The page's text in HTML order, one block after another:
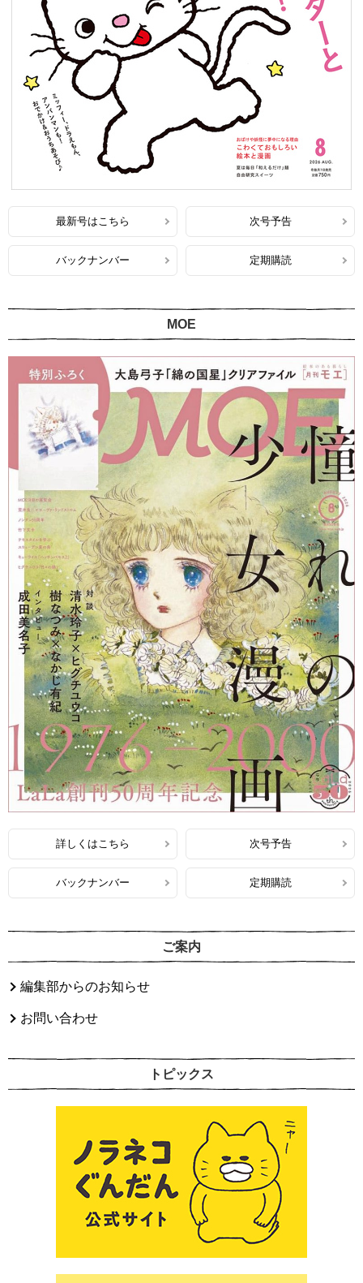
最新号はこちら 次号予告
バックナンバー 定期購読
MOE
詳しくはこちら 次号予告
バックナンバー 定期購読
ご案内
編集部からのお知らせ
お問い合わせ
トピックス